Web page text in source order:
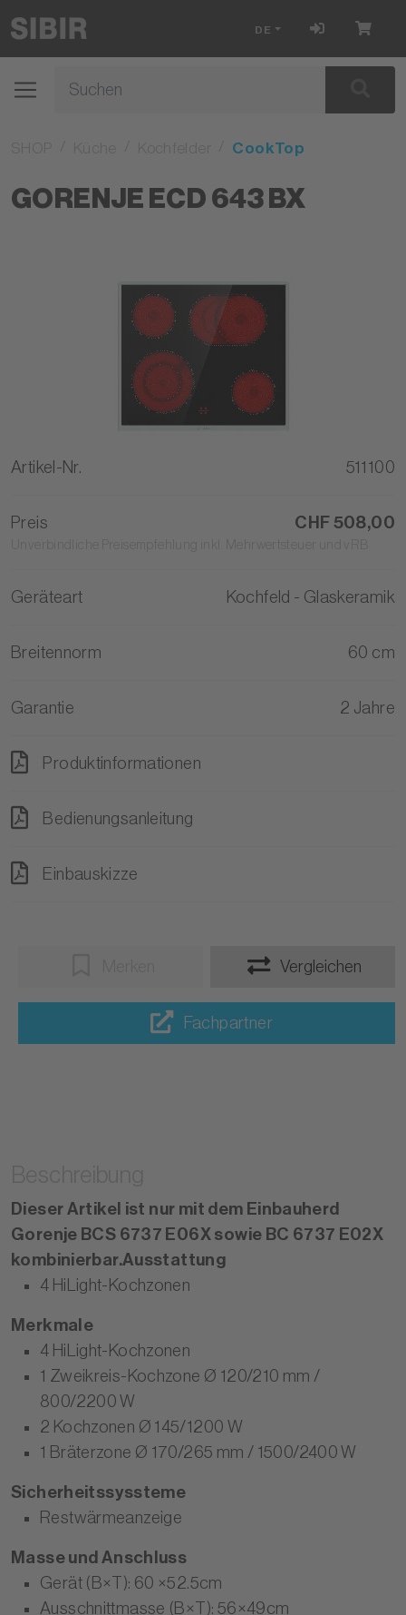
DE
CookTop
GORENJE ECD 643 BX
Artikel-Nr. 511100
Preis CHF 508,00
Geräteart Kochfeld - Glaskeramik
Breitennorm 60 cm
Garantie 2 Jahre
Produktinformationen
Bedienungsanleitung
Einbauskizze
Vergleichen
Fachpartner
Dieser Artikel ist nur mit dem Einbauherd
Gorenje BCS 6737 E06X sowie BC 6737 E02X
kombinierbar.Ausstattung
4 HiLight-Kochzonen
Merkmale
4 HiLight-Kochzonen
1 Zweikreis-Kochzone Ø 120/210 mm /
800/2200 W
2 Kochzonen Ø 145/1200 W
1 Bräterzone Ø 170/265 mm / 1500/2400 W
Sicherheitssyssteme
Restwärmeanzeige
Masse und Anschluss
Gerät (B×T): 60 ×52.5cm
Ausschnittmasse (B×T): 56×49cm